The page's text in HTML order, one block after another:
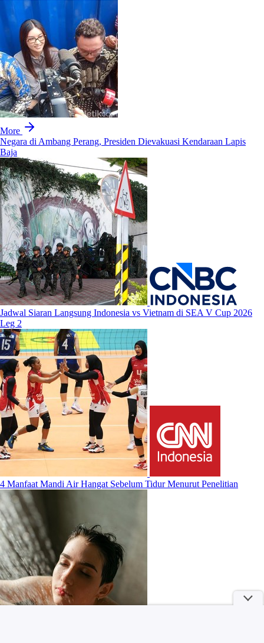
More
Negara di Ambang Perang, Presiden Dievakuasi Kendaraan Lapis
Baja
Jadwal Siaran Langsung Indonesia vs Vietnam di SEA V Cup 2026
Leg 2
4 Manfaat Mandi Air Hangat Sebelum Tidur Menurut Penelitian